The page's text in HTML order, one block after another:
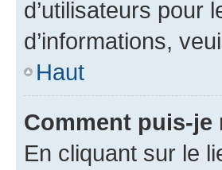
d’utilisateurs pour
d’informations,
Haut
Comment puis-je
En cliquant sur le